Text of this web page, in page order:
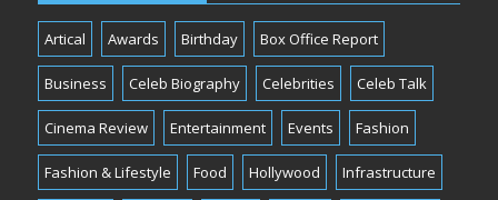
Artical Awards Birthday Box Office Report
Business Celeb Biography Celebrities Celeb Talk
Cinema Review Entertainment Events Fashion
Fashion & Lifestyle Food Hollywood Infrastructure